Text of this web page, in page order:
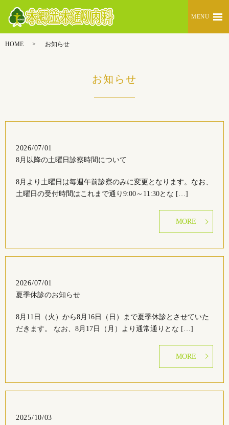
MENU
HOME お知らせ
お知らせ
2026/07/01
8月以降の土曜日診察時間について
8月より土曜日は毎週午前診察のみに変更となります。なお、
土曜日の受付時間はこれまで通り9:00～11:30とな […]
MORE
2026/07/01
夏季休診のお知らせ
8月11日（火）から8月16日（日）まで夏季休診とさせていた
だきます。 なお、8月17日（月）より通常通りとな […]
MORE
2025/10/03